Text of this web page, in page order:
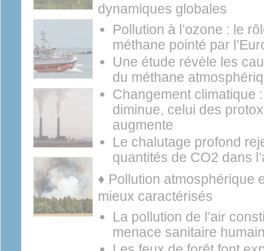
dynamiques globales
Pollution à l’ozone : le
méthane pointé par
Une étude révèle les
du méthane
Changement climatique
diminue, celui des
augmente
Le chalutage profond
quantités de CO2 dans
♦ Pollution atmosphérique
mieux caractérisés
La pollution de l’air
menace sanitaire